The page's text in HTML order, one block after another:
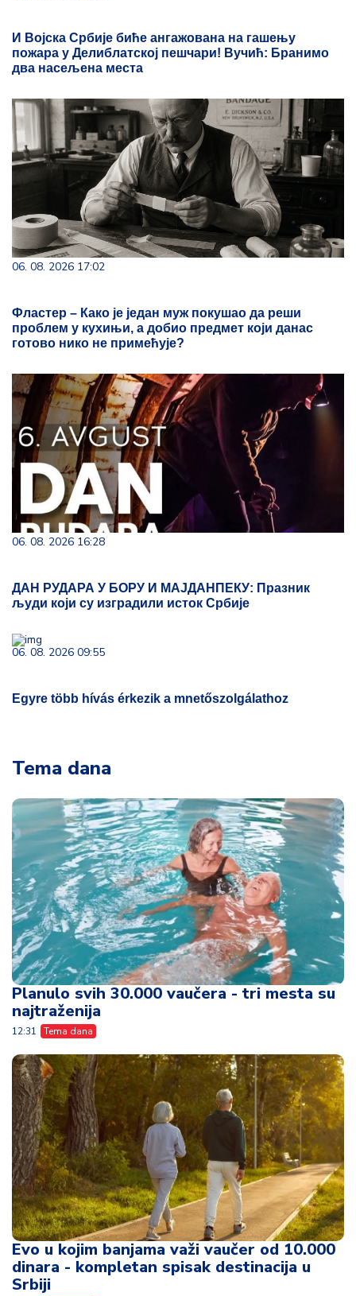
И Војска Србије биће ангажована на гашењу
пожара у Делиблатској пешчари! Вучић: Бранимо
два насељена места
06. 08. 2026 17:02
Фластер – Како је један муж покушао да реши
проблем у кухињи, а добио предмет који данас
готово нико не примећује?
06. 08. 2026 16:28
ДАН РУДАРА У БОРУ И МАЈДАНПЕКУ: Празник
људи који су изградили исток Србије
06. 08. 2026 09:55
Egyre több hívás érkezik a mnetőszolgálathoz
Tema dana
Planulo svih 30.000 vaučera - tri mesta su
najtraženija
12:31 Tema dana
Evo u kojim banjama važi vaučer od 10.000
dinara - kompletan spisak destinacija u
Srbiji